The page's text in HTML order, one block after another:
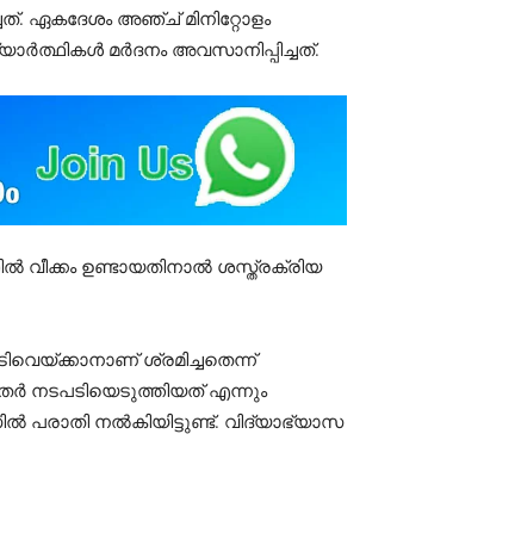
ഏകദേശം അഞ്ച് മിനിറ്റോളം
മർദനം അവസാനിപ്പിച്ചത്.
ഉണ്ടായതിനാൽ ശസ്ത്രക്രിയ
ശ്രമിച്ചതെന്ന്
നടപടിയെടുത്തിയത് എന്നും
നൽകിയിട്ടുണ്ട്. വിദ്യാഭ്യാസ